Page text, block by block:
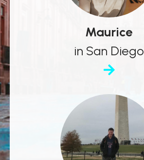
Maurice
in San Diego